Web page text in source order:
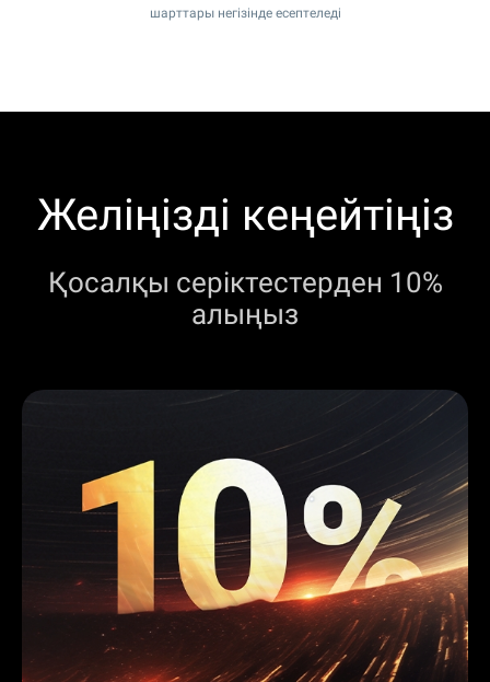
шарттары негізінде есептеледі
Желіңізді кеңейтіңіз
Қосалқы серіктестерден 10%
алыңыз